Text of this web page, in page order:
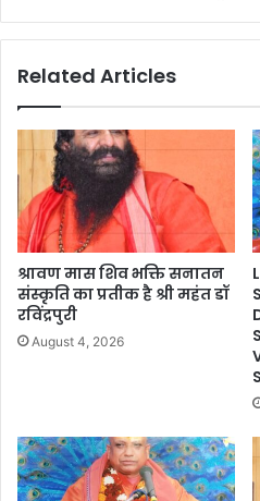
Related Articles
श्रावण मास शिव भक्ति सनातन
संस्कृति का प्रतीक है श्री महंत डॉ
रविंद्रपुरी
August 4, 2026